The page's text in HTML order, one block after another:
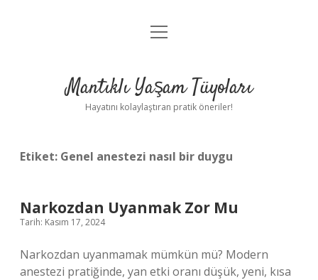
Anasayfa
Yasal Uyarı
menüyü
Mantıklı Yaşam Tüyoları
Hayatını kolaylaştıran pratik öneriler!
Etiket: Genel anestezi nasıl bir duygu
Narkozdan Uyanmak Zor Mu
Tarih: Kasım 17, 2024
Narkozdan uyanmamak mümkün mü? Modern
anestezi pratiğinde, yan etki oranı düşük, yeni, kısa